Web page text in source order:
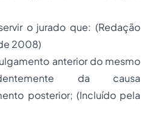
o jurado que: (Redação
2008)
anterior do mesmo
da causa
posterior; (Incluído pela